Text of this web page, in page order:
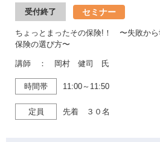
受付終了 セミナー
ちょっとまったその保険!！ 〜失敗から
保険の選び方〜
講師 ： 岡村 健司 氏
時間帯 11:00～11:50
定員 先着 ３０名